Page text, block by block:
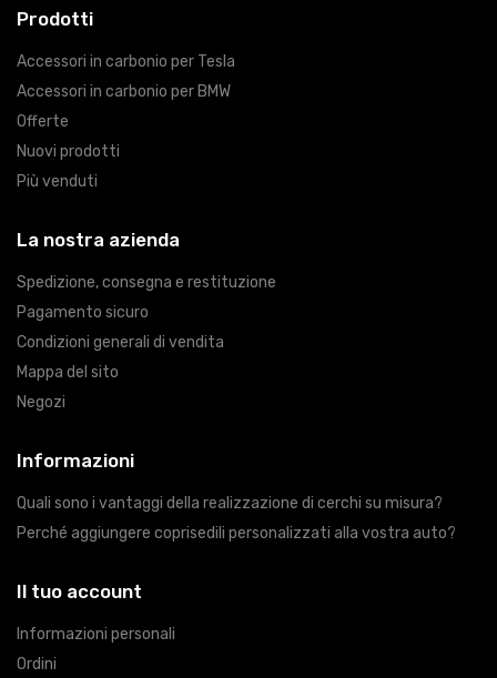
Prodotti
Accessori in carbonio per Tesla
Accessori in carbonio per BMW
Offerte
Nuovi prodotti
Più venduti
La nostra azienda
Spedizione, consegna e restituzione
Pagamento sicuro
Condizioni generali di vendita
Mappa del sito
Negozi
Informazioni
Quali sono i vantaggi della realizzazione di cerchi su misura?
Perché aggiungere coprisedili personalizzati alla vostra auto?
Il tuo account
Informazioni personali
Ordini